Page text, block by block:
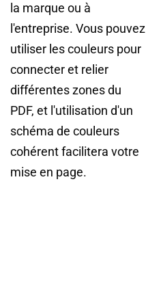
la marque ou à
l'entreprise. Vous pouvez
utiliser les couleurs pour
connecter et relier
différentes zones du
PDF, et l'utilisation d'un
schéma de couleurs
cohérent facilitera votre
mise en page.